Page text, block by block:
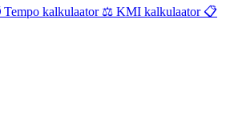
Tempo kalkulaator ⚖️ KMI kalkulaator 📋